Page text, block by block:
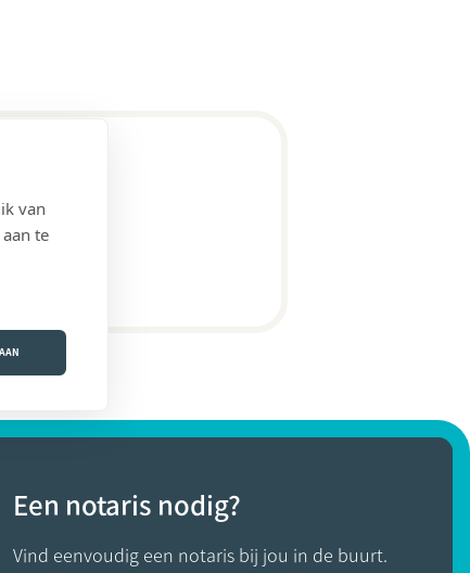
Een notaris nodig?
Vind eenvoudig een notaris bij jou in de buurt.
van
te